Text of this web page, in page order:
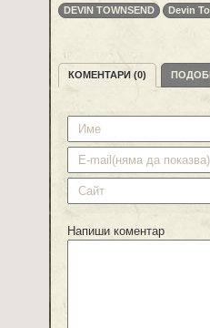
DEVIN TOWNSEND Devin
КОМЕНТАРИ (0)
Напиши коментар